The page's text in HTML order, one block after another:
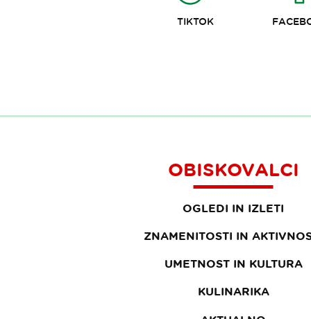
TIKTOK
OBISKOVALCI
OGLEDI IN IZLETI
ZNAMENITOSTI IN
UMETNOST IN KULTURA
KULINARIKA